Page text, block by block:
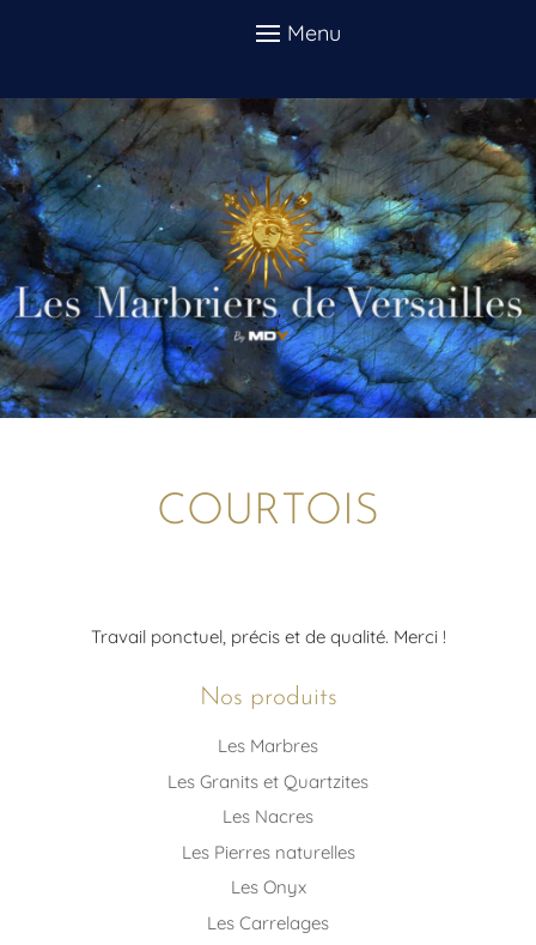
COURTOIS
Travail ponctuel, précis et de qualité. Merci !
Nos produits
Les Marbres
Les Granits et Quartzites
Les Nacres
Les Pierres naturelles
Les Onyx
Les Carrelages